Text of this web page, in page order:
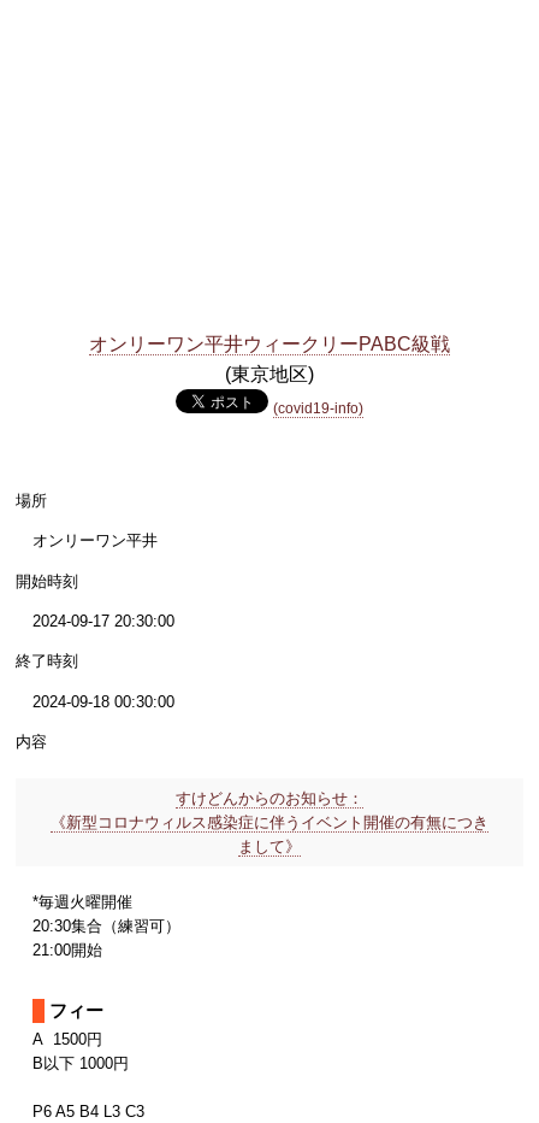
オンリーワン平井ウィークリーPABC級戦
(東京地区)
(covid19-info)
場所
オンリーワン平井
開始時刻
2024-09-17 20:30:00
終了時刻
2024-09-18 00:30:00
内容
すけどんからのお知らせ：
《新型コロナウィルス感染症に伴うイベント開催の有無につき
まして》
*毎週火曜開催
20:30集合（練習可）
21:00開始
フィー
A 1500円
B以下 1000円
P6 A5 B4 L3 C3